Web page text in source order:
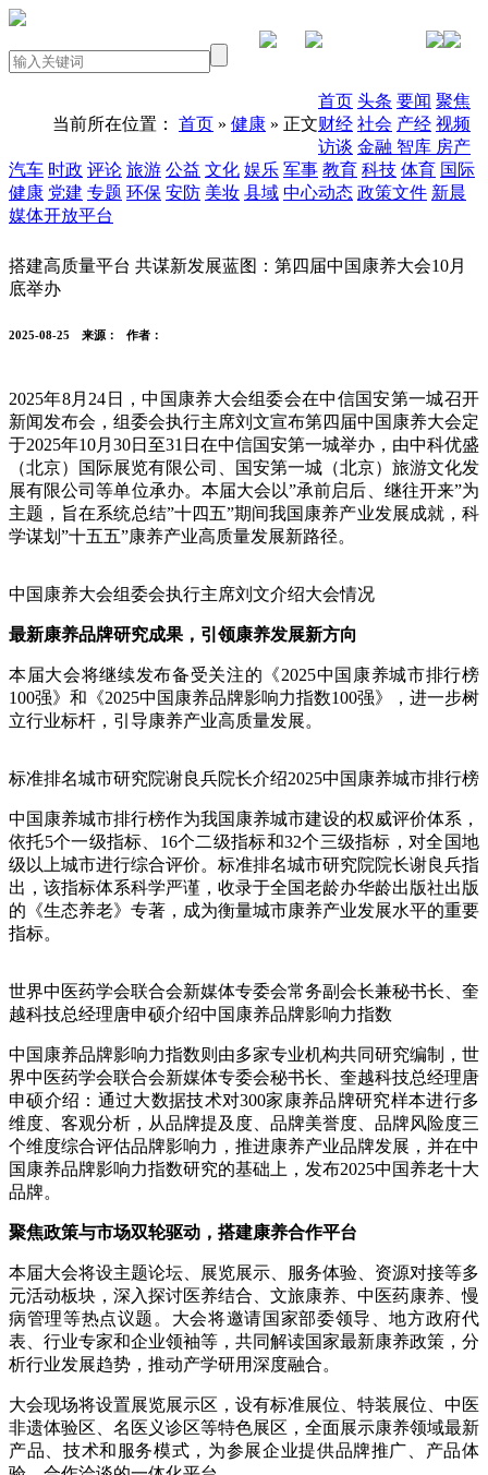
当前所在位置： 首页 » 健康 » 正文
首页 头条 要闻 聚焦
财经 社会 产经 视频
访谈 金融 智库 房产
汽车 时政 评论 旅游 公益 文化 娱乐 军事 教育 科技 体育 国际
健康 党建 专题 环保 安防 美妆 县域 中心动态 政策文件 新晨
媒体开放平台
搭建高质量平台 共谋新发展蓝图：第四届中国康养大会10月
底举办
2025-08-25 来源： 作者：
2025年8月24日，中国康养大会组委会在中信国安第一城召开
新闻发布会，组委会执行主席刘文宣布第四届中国康养大会定
于2025年10月30日至31日在中信国安第一城举办，由中科优盛
（北京）国际展览有限公司、国安第一城（北京）旅游文化发
展有限公司等单位承办。本届大会以”承前启后、继往开来”为
主题，旨在系统总结”十四五”期间我国康养产业发展成就，科
学谋划”十五五”康养产业高质量发展新路径。
中国康养大会组委会执行主席刘文介绍大会情况
最新康养品牌研究成果，引领康养发展新方向
本届大会将继续发布备受关注的《2025中国康养城市排行榜
100强》和《2025中国康养品牌影响力指数100强》，进一步树
立行业标杆，引导康养产业高质量发展。
标准排名城市研究院谢良兵院长介绍2025中国康养城市排行榜
中国康养城市排行榜作为我国康养城市建设的权威评价体系，
依托5个一级指标、16个二级指标和32个三级指标，对全国地
级以上城市进行综合评价。标准排名城市研究院院长谢良兵指
出，该指标体系科学严谨，收录于全国老龄办华龄出版社出版
的《生态养老》专著，成为衡量城市康养产业发展水平的重要
指标。
世界中医药学会联合会新媒体专委会常务副会长兼秘书长、奎
越科技总经理唐申硕介绍中国康养品牌影响力指数
中国康养品牌影响力指数则由多家专业机构共同研究编制，世
界中医药学会联合会新媒体专委会秘书长、奎越科技总经理唐
申硕介绍：通过大数据技术对300家康养品牌研究样本进行多
维度、客观分析，从品牌提及度、品牌美誉度、品牌风险度三
个维度综合评估品牌影响力，推进康养产业品牌发展，并在中
国康养品牌影响力指数研究的基础上，发布2025中国养老十大
品牌。
聚焦政策与市场双轮驱动，搭建康养合作平台
本届大会将设主题论坛、展览展示、服务体验、资源对接等多
元活动板块，深入探讨医养结合、文旅康养、中医药康养、慢
病管理等热点议题。大会将邀请国家部委领导、地方政府代
表、行业专家和企业领袖等，共同解读国家最新康养政策，分
析行业发展趋势，推动产学研用深度融合。
大会现场将设置展览展示区，设有标准展位、特装展位、中医
非遗体验区、名医义诊区等特色展区，全面展示康养领域最新
产品、技术和服务模式，为参展企业提供品牌推广、产品体